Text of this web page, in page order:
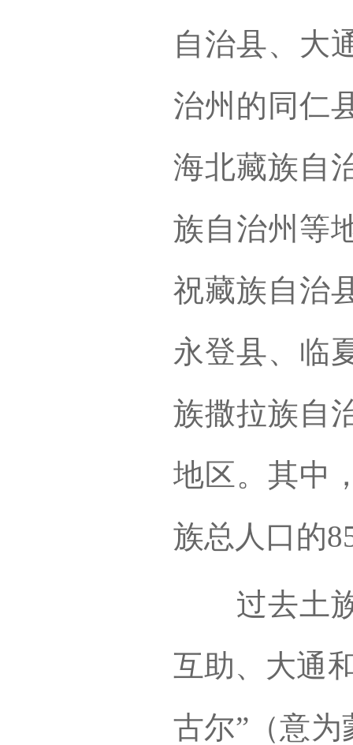
自治县、大
治州的同仁
海北藏族自
族自治州等
祝藏族自治
永登县、临
族撒拉族自
地区。其中
族总人口的
过去土族
互助、大通
古尔”（意为